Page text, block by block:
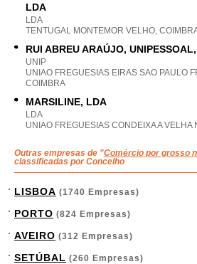
LDA
LDA
TENTUGAL MONTEMOR VELHO,
RUI ABREU ARAÚJO,
UNIP
UNIAO FREGUESIAS EIRAS SAO PAULO
COIMBRA
MARSILINE, LDA
LDA
UNIAO FREGUESIAS CONDEIXA A VELHA
Outras empresas de "Comércio por grosso
classificadas por Concelho
LISBOA (1740 Empresas)
PORTO (824 Empresas)
AVEIRO (312 Empresas)
SETÚBAL (260 Empresas)